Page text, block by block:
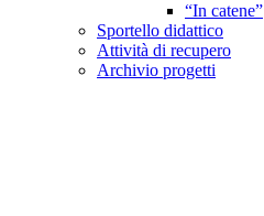
“In catene”
Sportello didattico
Attività di recupero
Archivio progetti